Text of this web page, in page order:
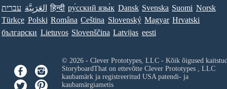
עברית العَرَبِيَّة हिन्दी ру́сский язы́к Dansk Svenska Suomi Norsk
Türkçe Polski Româna Ceština Slovenský Magyar Hrvatski
български Lietuvos Slovenščina Latvijas eesti
© 2026 - Clever Prototypes, LLC - Kõik õigused
StoryboardThat on ettevõtte Clever Prototypes , LLC
kaubamärk ja registreeritud USA patendi- ja
kaubamärgiametis